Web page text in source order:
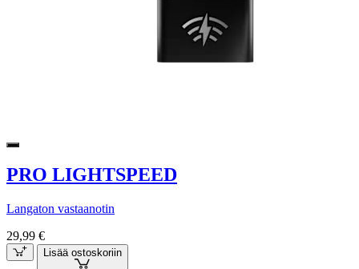
PRO LIGHTSPEED
Langaton vastaanotin
29,99 €
Lisää ostoskoriin